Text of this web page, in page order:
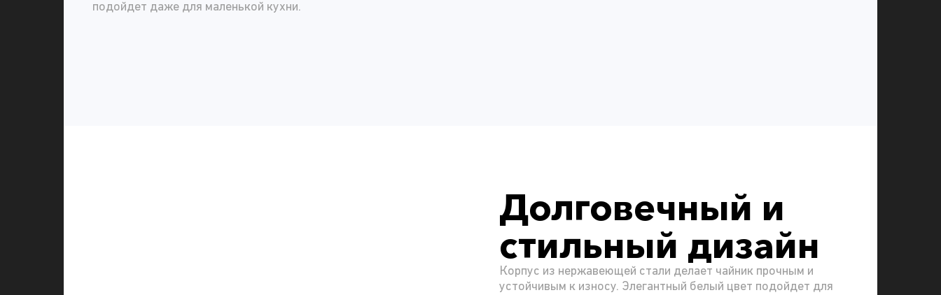
подойдет даже для маленькой кухни.
Долговечный и
стильный дизайн
Корпус из нержавеющей стали делает чайник прочным и
устойчивым к износу. Элегантный белый цвет подойдет для